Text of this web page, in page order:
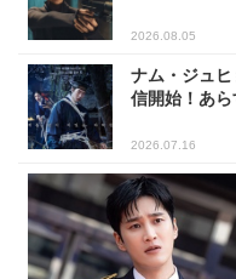
2026.08.05
ナム・ジュ
信開始！あ
2026.07.16